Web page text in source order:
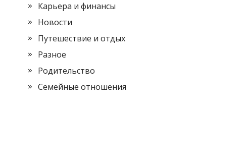
Карьера и финансы
Новости
Путешествие и отдых
Разное
Родительство
Семейные отношения